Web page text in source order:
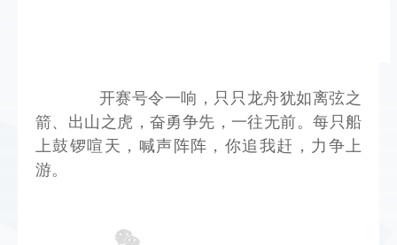
开赛号令一响，只只龙舟犹如离弦之
箭、出山之虎，奋勇争先，一往无前。每只船
上鼓锣喧天，喊声阵阵，你追我赶，力争上
游。